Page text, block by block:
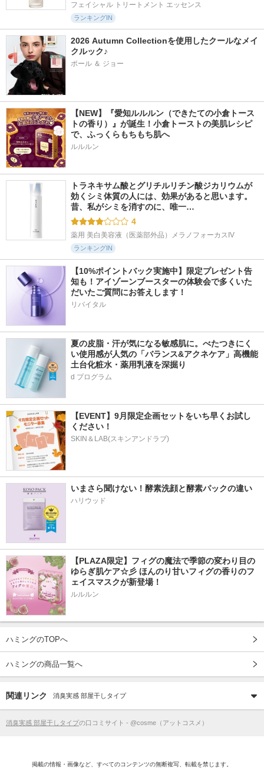
フェイシャル トリートメント エッセンス
ランキングIN
2026 Autumn Collectionを使用したクールなメイ
クルック♪
ポール ＆ ジョー
【NEW】『愛知ルルルン（できたての小倉トース
トの香り）』が誕生！小倉トーストの美肌レシピ
で、ふっくらもちもち肌へ
ルルルン
トラネキサム酸とグリチルリチン酸ジカリウムが
効くシミ体質の人には、効果があると思います。
昔、私がシミを消すのに、唯一…
4
薬用 美白美容液（医薬部外品）メラノフォーカスIV
ランキングIN
【10%ポイントバック実施中】限定プレゼント告
知も！アイゾーンブースターの体験会で多くいた
だいたご質問にお答えします！
リバイタル
夏の皮脂・汗が気になる敏感肌に。べたつきにく
い使用感が人気の「バランス&アクネケア」高機能
土台化粧水・薬用乳液を深掘り
d プログラム
【EVENT】9月限定企画セットをいち早くお試し
ください！
SKIN＆LAB(スキンアンドラブ)
いまさら聞けない！酵素洗顔と酵素パックの違い
ハリウッド
【PLAZA限定】フィグの魔法で季節の変わり目の
ゆらぎ肌ケア☆彡 ほんのり甘いフィグの香りのフ
ェイスマスクが新登場！
ルルルン
ハミングのTOPへ
ハミングの商品一覧へ
関連リンク 消臭実感 部屋干しタイプ
消臭実感 部屋干しタイプの口コミサイト - @cosme（アットコスメ）
掲載の情報・画像など、すべてのコンテンツの無断複写、転載を禁じます。